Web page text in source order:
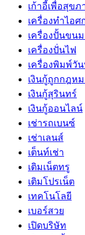
เก้าอี้เพื่อสุขภ
เครื่องทำไอศ
เครื่องปั้นขนม
เครื่องปั่นไฟ
เครื่องพิมพ์วั
เงินกู้ถูกกฎห
เงินกู้สุรินทร์
เงินกู้ออนไลน์
เช่ารถเบนซ์
เช่าเลนส์
เต็นท์เช่า
เติมเน็ตทรู
เติมโปรเน็ต
เทคโนโลยี
เบอร์สวย
เปิดบริษัท